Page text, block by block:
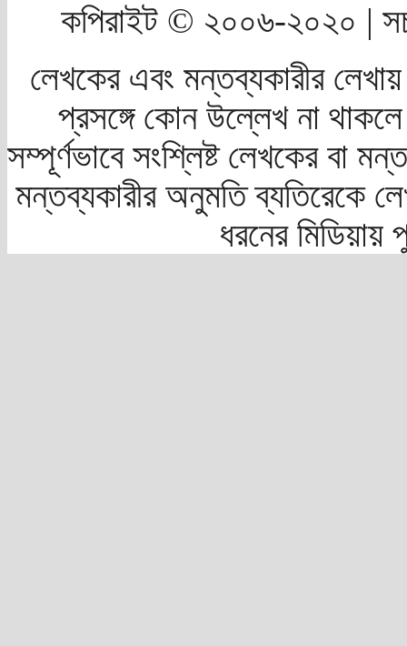
কপিরাইট © ২০০৬-২০২০ |
লেখকের এবং মন্তব্যকারীর
প্রসঙ্গে কোন উল্লেখ না
সম্পূর্ণভাবে সংশ্লিষ্ট লেখকের বা
মন্তব্যকারীর অনুমতি ব্যতিরেকে
ধরনের মিডিয়ায়